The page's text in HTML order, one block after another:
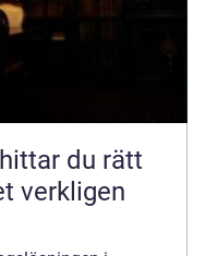
verkligen